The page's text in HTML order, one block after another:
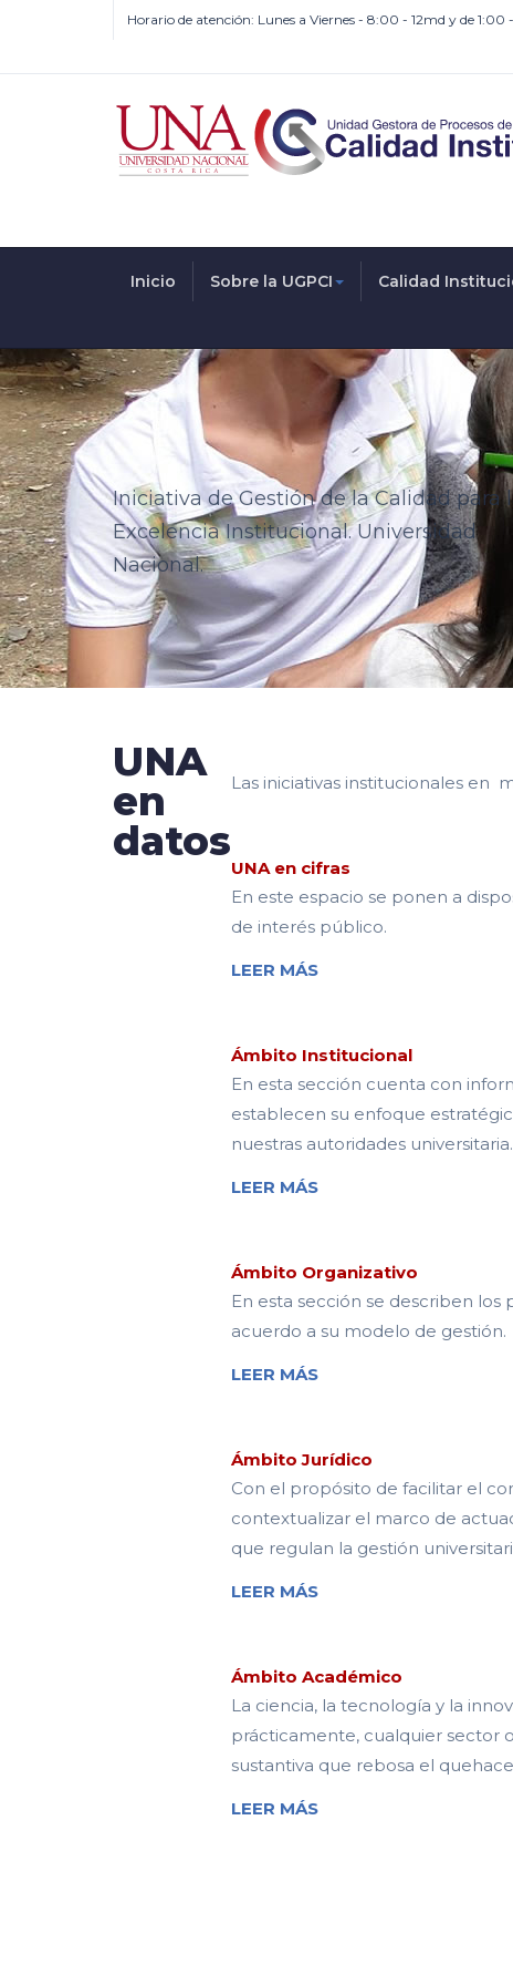
Horario de atención: Lunes a Viernes - 8:00 - 12md y de
Inicio Sobre la UGPCI Calidad
Iniciativa de Gestión de la Calidad para
Excelencia Institucional. Universidad
Nacional.
UNA
en
datos
Las iniciativas institucionales en
UNA en cifras
En este espacio se ponen a
de interés público.
LEER MÁS
Ámbito Institucional
En esta sección cuenta con
establecen su enfoque
nuestras autoridades universitaria.
LEER MÁS
Ámbito Organizativo
En esta sección se describen
acuerdo a su modelo de gestión.
LEER MÁS
Ámbito Jurídico
Con el propósito de facilitar el
contextualizar el marco de
que regulan la gestión
LEER MÁS
Ámbito Académico
La ciencia, la tecnología y la
prácticamente, cualquier sector
sustantiva que rebosa el
LEER MÁS